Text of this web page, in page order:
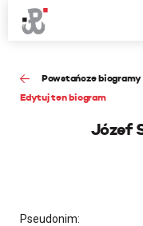
Powstańcze biogramy
Edytuj ten biogram
Józef
Pseudonim: